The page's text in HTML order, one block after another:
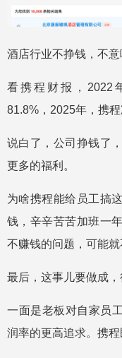
酒店行业不挣钱，不意
看携程财报，2022
81.8%，2025年，携程
说白了，公司挣钱了
更多的福利。
为啥携程能给员工搞
钱，辛辛苦苦加班一
不赚钱的问题，可能就
最后，这事儿要做成，
一面是老板对自家员
润率的更高追求。携程